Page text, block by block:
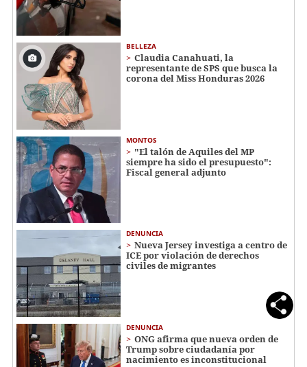
BELLEZA
Claudia Canahuati, la
representante de SPS que busca la
corona del Miss Honduras 2026
MONTOS
"El talón de Aquiles del MP
siempre ha sido el presupuesto":
Fiscal general adjunto
DENUNCIA
Nueva Jersey investiga a centro de
ICE por violación de derechos
civiles de migrantes
DENUNCIA
ONG afirma que nueva orden de
Trump sobre ciudadanía por
nacimiento es inconstitucional